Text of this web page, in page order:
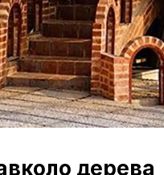
дерева